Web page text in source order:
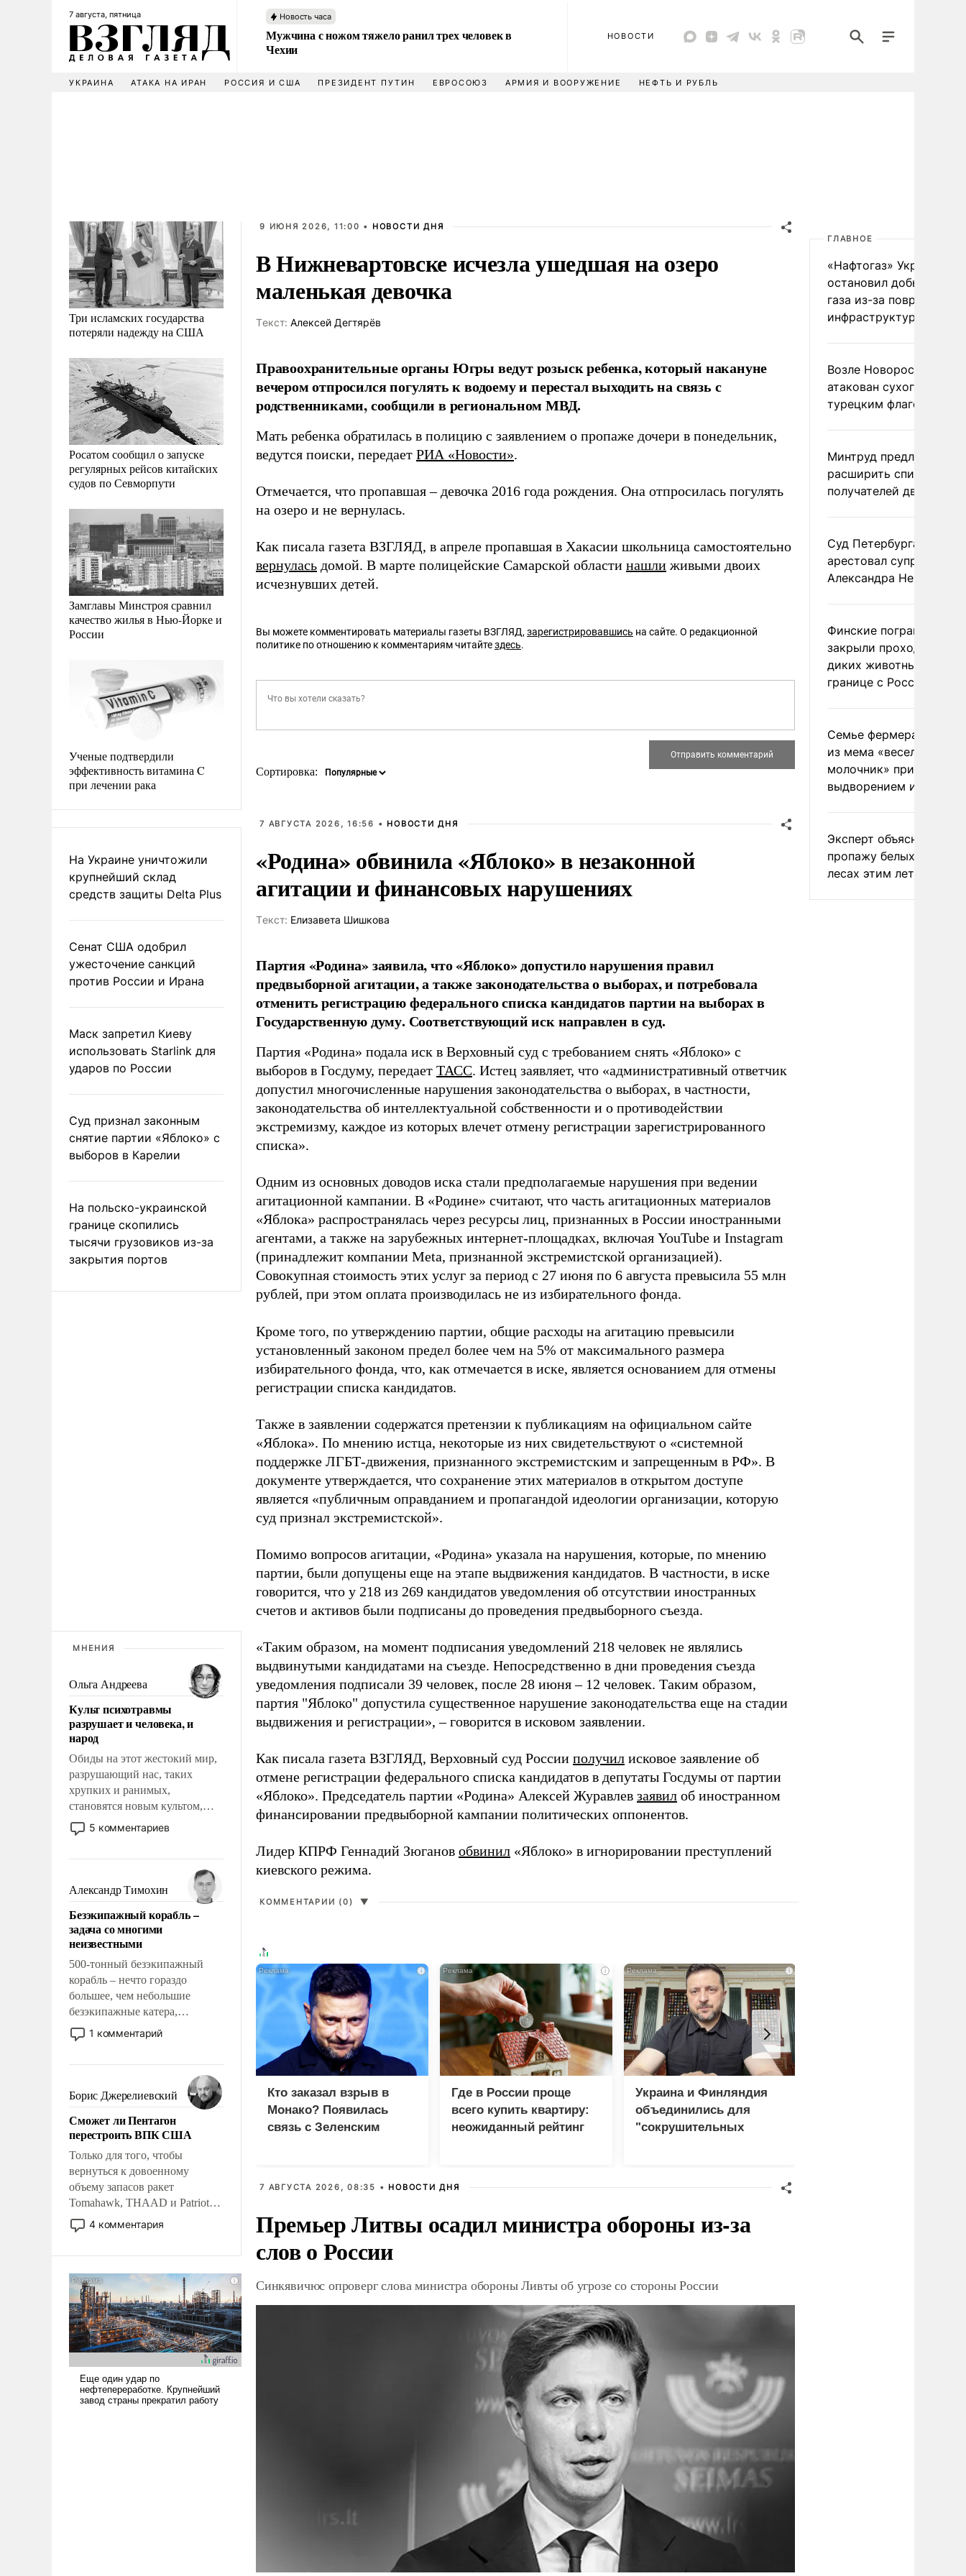
7 августа, пятница Новость часа
Мужчина с ножом тяжело ранил трех человек в
Чехии
НОВОСТИ
УКРАИНА АТАКА НА ИРАН РОССИЯ И США ПРЕЗИДЕНТ ПУТИН ЕВРОСОЮЗ АРМИЯ И ВООРУЖЕНИЕ НЕФТЬ И РУБЛЬ
Три исламских государства
потеряли надежду на США
Росатом сообщил о запуске
регулярных рейсов китайских
судов по Севморпути
Замглавы Минстроя сравнил
качество жилья в Нью-Йорке и
России
Ученые подтвердили
эффективность витамина C
при лечении рака
На Украине уничтожили
крупнейший склад
средств защиты Delta Plus
Сенат США одобрил
ужесточение санкций
против России и Ирана
Маск запретил Киеву
использовать Starlink для
ударов по России
Суд признал законным
снятие партии «Яблоко» с
выборов в Карелии
На польско-украинской
границе скопились
тысячи грузовиков из-за
закрытия портов
МНЕНИЯ
Ольга Андреева
Культ психотравмы
разрушает и человека, и
народ
Обиды на этот жестокий мир,
разрушающий нас, таких
хрупких и ранимых,
становятся новым культом,
постепенно вытесняя и
отменяя традиционное
мужественным и твердым под
ударами судьбы, брать на себя
ответственность, помогать
слабым, идти вперед и
адаптироваться.
5 комментариев
Александр Тимохин
Безэкипажный корабль –
задача со многими
неизвестными
500-тонный безэкипажный
корабль – нечто гораздо
большее, чем небольшие
безэкипажные катера,
применение которых уже
стало обыденностью. Задача по
сложна и амбициозна. Однако
и ее реализация радикально
поднимет наши боевые
возможности.
1 комментарий
Борис Джерелиевский
Сможет ли Пентагон
перестроить ВПК США
Только для того, чтобы
вернуться к довоенному
объему запасов ракет
Tomahawk, THAAD и Patriot
США потребуется более трех
лет. Даже небольшая война с
Сложившаяся ситуация
означает многолетний период
уязвимости США, например,
перед Китаем.
4 комментария
9 ИЮНЯ 2026, 11:00 • НОВОСТИ ДНЯ
В Нижневартовске исчезла ушедшая на озеро
маленькая девочка
Tекст: Алексей Дегтярёв
Правоохранительные органы Югры ведут розыск ребенка, который накануне
вечером отпросился погулять к водоему и перестал выходить на связь с
родственниками, сообщили в региональном МВД.
Мать ребенка обратилась в полицию с заявлением о пропаже дочери в понедельник,
ведутся поиски, передает РИА «Новости».
Отмечается, что пропавшая – девочка 2016 года рождения. Она отпросилась погулять
на озеро и не вернулась.
Как писала газета ВЗГЛЯД, в апреле пропавшая в Хакасии школьница самостоятельно
вернулась домой. В марте полицейские Самарской области нашли живыми двоих
исчезнувших детей.
Вы можете комментировать материалы газеты ВЗГЛЯД, зарегистрировавшись на сайте. О редакционной
политике по отношению к комментариям читайтездесь.
Сортировка:
7 АВГУСТА 2026, 16:56 • НОВОСТИ ДНЯ
«Родина» обвинила «Яблоко» в незаконной
агитации и финансовых нарушениях
Tекст: Елизавета Шишкова
Партия «Родина» заявила, что «Яблоко» допустило нарушения правил
предвыборной агитации, а также законодательства о выборах, и потребовала
отменить регистрацию федерального списка кандидатов партии на выборах в
Государственную думу. Соответствующий иск направлен в суд.
Партия «Родина» подала иск в Верховный суд с требованием снять «Яблоко» с
выборов в Госдуму, передает ТАСС. Истец заявляет, что «административный ответчик
допустил многочисленные нарушения законодательства о выборах, в частности,
законодательства об интеллектуальной собственности и о противодействии
экстремизму, каждое из которых влечет отмену регистрации зарегистрированного
списка».
Одним из основных доводов иска стали предполагаемые нарушения при ведении
агитационной кампании. В «Родине» считают, что часть агитационных материалов
«Яблока» распространялась через ресурсы лиц, признанных в России иностранными
агентами, а также на зарубежных интернет-площадках, включая YouTube и Instagram
(принадлежит компании Meta, признанной экстремистской организацией).
Совокупная стоимость этих услуг за период с 27 июня по 6 августа превысила 55 млн
рублей, при этом оплата производилась не из избирательного фонда.
Кроме того, по утверждению партии, общие расходы на агитацию превысили
установленный законом предел более чем на 5% от максимального размера
избирательного фонда, что, как отмечается в иске, является основанием для отмены
регистрации списка кандидатов.
Также в заявлении содержатся претензии к публикациям на официальном сайте
«Яблока». По мнению истца, некоторые из них свидетельствуют о «системной
поддержке ЛГБТ-движения, признанного экстремистским и запрещенным в РФ». В
документе утверждается, что сохранение этих материалов в открытом доступе
является «публичным оправданием и пропагандой идеологии организации, которую
суд признал экстремистской».
Помимо вопросов агитации, «Родина» указала на нарушения, которые, по мнению
партии, были допущены еще на этапе выдвижения кандидатов. В частности, в иске
говорится, что у 218 из 269 кандидатов уведомления об отсутствии иностранных
счетов и активов были подписаны до проведения предвыборного съезда.
«Таким образом, на момент подписания уведомлений 218 человек не являлись
выдвинутыми кандидатами на съезде. Непосредственно в дни проведения съезда
уведомления подписали 39 человек, после 28 июня – 12 человек. Таким образом,
партия "Яблоко" допустила существенное нарушение законодательства еще на стадии
выдвижения и регистрации», – говорится в исковом заявлении.
Как писала газета ВЗГЛЯД, Верховный суд России получил исковое заявление об
отмене регистрации федерального списка кандидатов в депутаты Госдумы от партии
«Яблоко». Председатель партии «Родина» Алексей Журавлев заявил об иностранном
финансировании предвыборной кампании политических оппонентов.
Лидер КПРФ Геннадий Зюганов обвинил «Яблоко» в игнорировании преступлений
киевского режима.
КОММЕНТАРИИ (0) ▼
i
Кто заказал взрыв в
Монако? Появилась
связь с Зеленским
i
Где в России проще
всего купить квартиру:
неожиданный рейтинг
i
Украина и Финляндия
объединились для
"сокрушительных
7 АВГУСТА 2026, 08:35 • НОВОСТИ ДНЯ
Премьер Литвы осадил министра обороны из-за
слов о России
Синкявичюс опроверг слова министра обороны Ливты об угрозе со стороны России
ГЛАВНОЕ
«Нафтогаз» Украины
остановил добычу
газа из-за повреждения
инфраструктуры
Возле Новороссийска
атакован сухогруз под
турецким флагом
Минтруд предложил
расширить список
получателей двух
Суд Петербурга заочно
арестовал супругу
Александра Невзорова
Финские пограничники
закрыли проходы для
диких животных на
границе с Россией
Семье фермера
из мема «веселый
молочник» пригрозили
выдворением из
Эксперт объяснил
пропажу белых грибов
лесах этим летом